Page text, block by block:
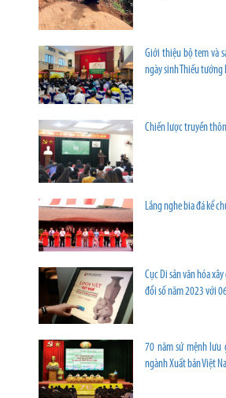
Giới thiệu bộ tem và
ngày sinh Thiếu tướng
Chiến lược truyền
Lắng nghe bia đá kể
Cục Di sản văn hóa
đổi số năm 2023 với
70 năm sứ mệnh
ngành Xuất bản Việt